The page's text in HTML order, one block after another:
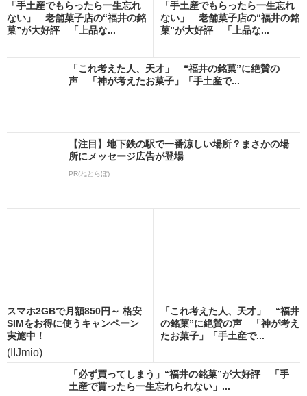
「手土産でもらったら一生忘れ
ない」 老舗菓子店の“福井の銘
菓”が大好評 「上品な...
「手土産でもらったら一生忘れ
ない」 老舗菓子店の“福井の銘
菓”が大好評 「上品な...
「これ考えた人、天才」 “福井の銘菓”に絶賛の
声 「神が考えたお菓子」「手土産で...
【注目】地下鉄の駅で一番涼しい場所？まさかの場
所にメッセージ広告が登場
PR(ねとらぼ)
スマホ2GBで月額850円～ 格安
SIMをお得に使うキャンペーン
実施中！
(IIJmio)
「これ考えた人、天才」 “福井
の銘菓”に絶賛の声 「神が考え
たお菓子」「手土産で...
「必ず買ってしまう」“福井の銘菓”が大好評 「手
土産で貰ったら一生忘れられない」...